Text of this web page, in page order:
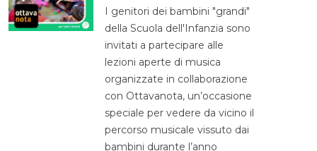
I genitori dei bambini "grandi"
della Scuola dell'Infanzia sono
invitati a partecipare alle
lezioni aperte di musica
organizzate in collaborazione
con Ottavanota, un’occasione
speciale per vedere da vicino il
percorso musicale vissuto dai
bambini durante l’anno